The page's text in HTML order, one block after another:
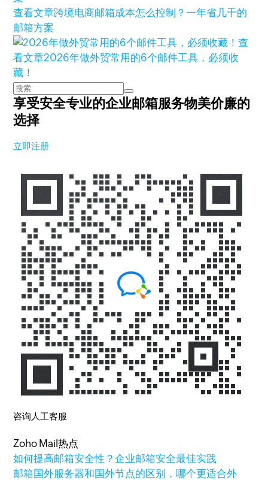
查看文章跨境电商邮箱成本怎么控制？一年省几千的
邮箱方案
查
看文章2026年做外贸常用的6个邮件工具，必须收
藏！
享受安全专业的企业邮箱服务物美价廉的
选择
立即注册
咨询人工客服
Zoho Mail热点
如何提高邮箱安全性？企业邮箱安全最佳实践
邮箱国外服务器和国外节点的区别，哪个更适合外